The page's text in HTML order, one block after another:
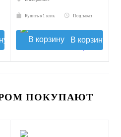
Купить в 1 клик Под заказ
В корзину
ПОКУПАЮТ